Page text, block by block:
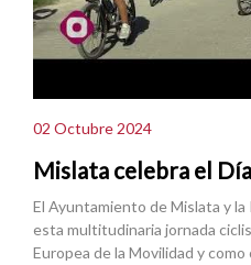
02 Octubre 2024
Mislata celebra el
El Ayuntamiento de Mislata y
esta multitudinaria jornada
Europea de la Movilidad y como